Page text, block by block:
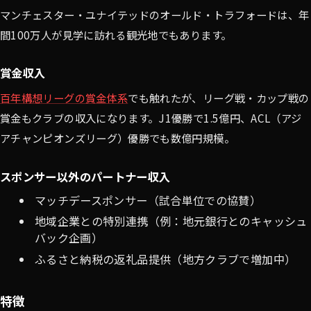
マンチェスター・ユナイテッドのオールド・トラフォードは、年
間100万人が見学に訪れる観光地でもあります。
賞金収入
百年構想リーグの賞金体系でも触れたが、リーグ戦・カップ戦の
賞金もクラブの収入になります。J1優勝で1.5億円、ACL（アジ
アチャンピオンズリーグ）優勝でも数億円規模。
スポンサー以外のパートナー収入
マッチデースポンサー（試合単位での協賛）
地域企業との特別連携（例：地元銀行とのキャッシュ
バック企画）
ふるさと納税の返礼品提供（地方クラブで増加中）
特徴